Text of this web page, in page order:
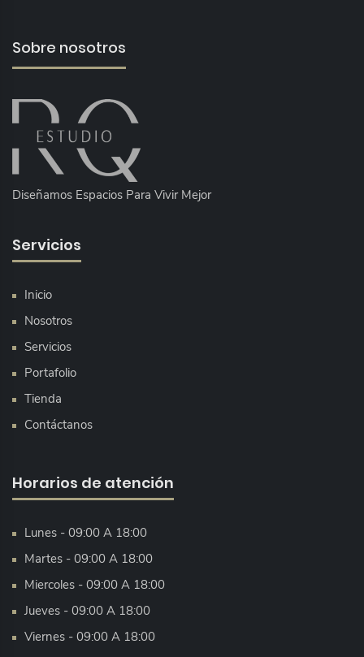
Sobre nosotros
Diseñamos Espacios Para Vivir Mejor
Servicios
Inicio
Nosotros
Servicios
Portafolio
Tienda
Contáctanos
Horarios de atención
Lunes - 09:00 A 18:00
Martes - 09:00 A 18:00
Miercoles - 09:00 A 18:00
Jueves - 09:00 A 18:00
Viernes - 09:00 A 18:00